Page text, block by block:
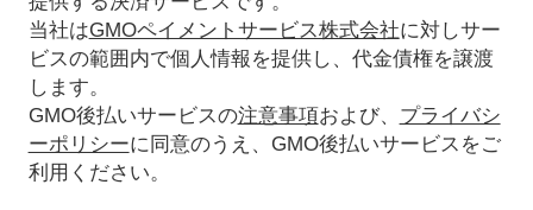
当社はGMOペイメントサービス株式会社に対しサー
ビスの範囲内で個人情報を提供し、代金債権を譲渡
します。
GMO後払いサービスの注意事項および、 プライバシ
ーポリシーに同意のうえ、GMO後払いサービスをご
利用ください。